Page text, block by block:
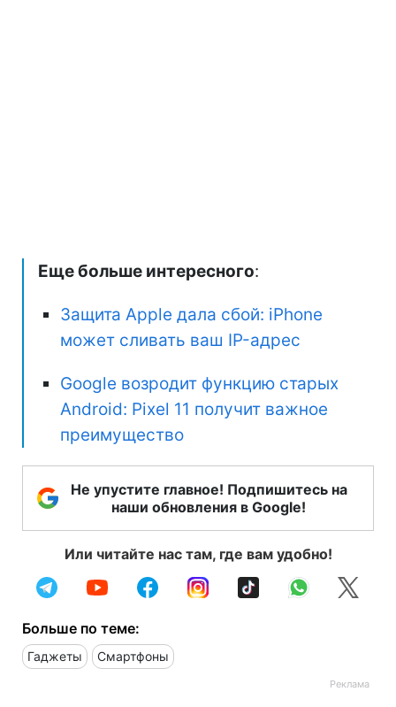
Еще больше интересного:
Защита Apple дала сбой: iPhone
может сливать ваш IP-адрес
Google возродит функцию старых
Android: Pixel 11 получит важное
преимущество
Не упустите главное! Подпишитесь на
наши обновления в Google!
Или читайте нас там, где вам удобно!
Больше по теме:
Гаджеты Смартфоны